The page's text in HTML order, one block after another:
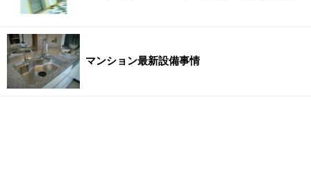
マンション最新設備事情